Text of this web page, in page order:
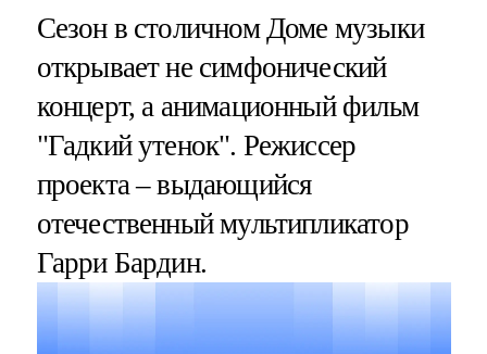
Сезон в столичном Доме музыки
открывает не симфонический
концерт, а анимационный фильм
"Гадкий утенок". Режиссер
проекта – выдающийся
отечественный мультипликатор
Гарри Бардин.